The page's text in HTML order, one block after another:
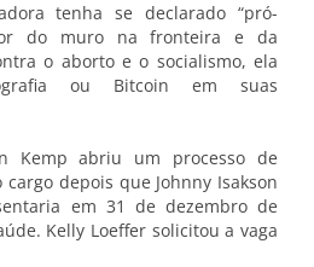
tenha se declarado “pró-
do muro na fronteira e da
o aborto e o socialismo, ela
ou Bitcoin em suas
Kemp abriu um processo de
depois que Johnny Isakson
em 31 de dezembro de
Kelly Loeffer solicitou a vaga